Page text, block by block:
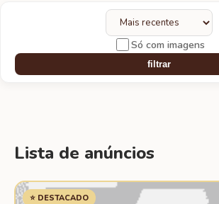
Só com imagens
filtrar
Lista de anúncios
⭐ DESTACADO